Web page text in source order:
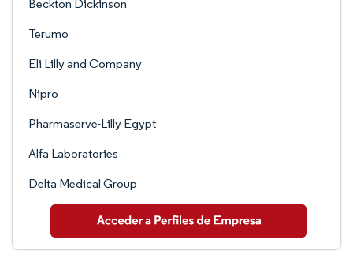
Beckton Dickinson
Terumo
Eli Lilly and Company
Nipro
Pharmaserve-Lilly Egypt
Alfa Laboratories
Delta Medical Group